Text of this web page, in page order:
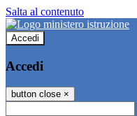
Salta al contenuto
Accedi
Accedi
button close ×